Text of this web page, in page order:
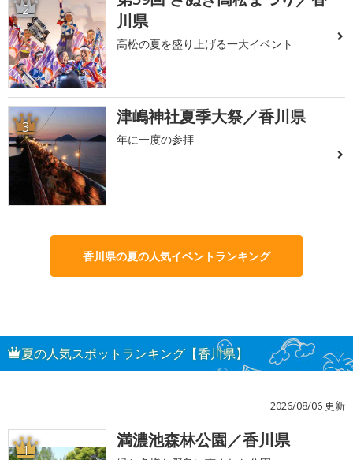
2
川県
高松の夏を盛り上げる一大イベント
3 津嶋神社夏季大祭／香川県
年に一度の参拝
香川県の夏の人気イベントランキング
夏の人気スポットランキング【香川県】
2026/08/06 更新
1 満濃池森林公園／香川県